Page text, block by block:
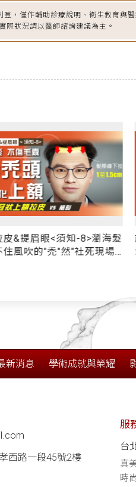
，僅作輔助診療說明、衛生教育與
狀況請以醫師諮詢建議為主。
須知-8>瀏海髮
"然"社死現場"
前額拉皮&
垂又有M型
新消息 學術成就與榮耀
西路一段45號2樓
服
台
真
時